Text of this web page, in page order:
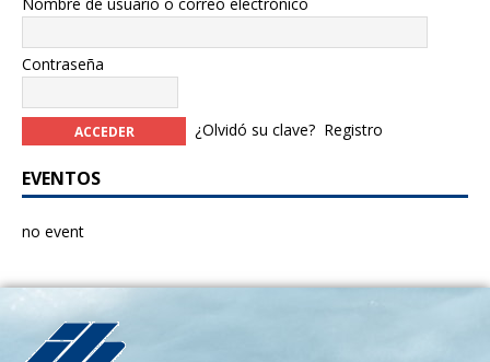
Contraseña
¿Olvidó su clave? Registro
EVENTOS
no event